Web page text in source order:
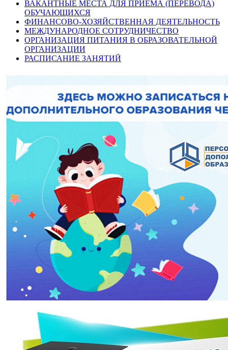
ВАКАНТНЫЕ МЕСТА ДЛЯ ПРИЁМА (ПЕРЕВОДА)
ОБУЧАЮЩИХСЯ
ФИНАНСОВО-ХОЗЯЙСТВЕННАЯ ДЕЯТЕЛЬНОСТЬ
МЕЖДУНАРОДНОЕ СОТРУДНИЧЕСТВО
ОРГАНИЗАЦИЯ ПИТАНИЯ В ОБРАЗОВАТЕЛЬНОЙ
ОРГАНИЗАЦИИ
РАСПИСАНИЕ ЗАНЯТИЙ